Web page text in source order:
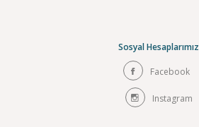
Sosyal Hesaplarımız
Facebook
Instagram